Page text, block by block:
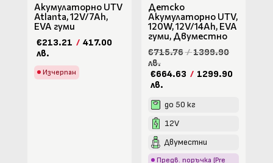
Акумулаторно UTV
Atlanta, 12V/7Ah,
EVA гуми
€213.21 / 417.00
лв.
Изчерпан
Детско
Акумулаторно UTV,
120W, 12V/14Ah, EVA
гуми, Двуместно
€715.76/1399.90
лв.
€664.63 / 1299.90
лв.
до 50 кг
12V
Двуместни
Предв. поръчка (Pre